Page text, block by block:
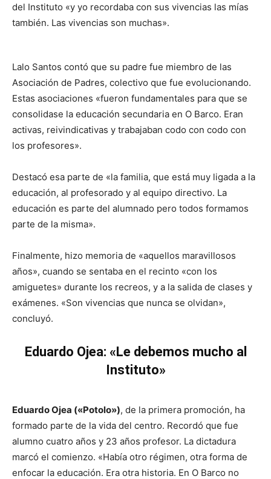
del Instituto «y yo recordaba con sus vivencias las mías
también. Las vivencias son muchas».
Lalo Santos contó que su padre fue miembro de las
Asociación de Padres, colectivo que fue evolucionando.
Estas asociaciones «fueron fundamentales para que se
consolidase la educación secundaria en O Barco. Eran
activas, reivindicativas y trabajaban codo con codo con
los profesores».
Destacó esa parte de «la familia, que está muy ligada a la
educación, al profesorado y al equipo directivo. La
educación es parte del alumnado pero todos formamos
parte de la misma».
Finalmente, hizo memoria de «aquellos maravillosos
años», cuando se sentaba en el recinto «con los
amiguetes» durante los recreos, y a la salida de clases y
exámenes. «Son vivencias que nunca se olvidan»,
concluyó.
Eduardo Ojea: «Le debemos mucho al
Instituto»
Eduardo Ojea («Potolo»), de la primera promoción, ha
formado parte de la vida del centro. Recordó que fue
alumno cuatro años y 23 años profesor. La dictadura
marcó el comienzo. «Había otro régimen, otra forma de
enfocar la educación. Era otra historia. En O Barco no